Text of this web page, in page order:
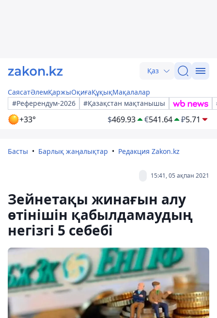
Қаз
СаясатӘлемҚаржыОқиғаҚұқықМақалалар
#Референдум-2026
#Қазақстан мақтанышы
+33° $469.93 €541.64 ₽5.71
Басты Барлық жаңалықтар Редакция Zakon.kz
15:41, 05 ақпан 2021
Зейнетақы жинағын алу
өтінішін қабылдамаудың
негізгі 5 себебі